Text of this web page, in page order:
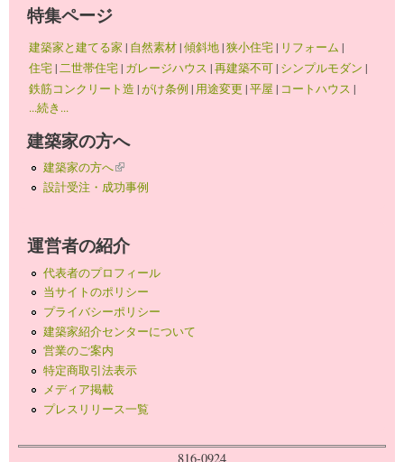
特集ページ
建築家と建てる家 | 自然素材|傾斜地|狭小住宅| リフォーム |
住宅|二世帯住宅| ガレージハウス |再建築不可| シンプルモダン |
鉄筋コンクリート造 |がけ条例 | 用途変更 |平屋 | コートハウス |
...続き...
建築家の方へ
建築家の方へ(link is external)
設計受注・成功事例
運営者の紹介
代表者のプロフィール
当サイトのポリシー
プライバシーポリシー
建築家紹介センターについて
営業のご案内
特定商取引法表示
メディア掲載
プレスリリース一覧
816-0924